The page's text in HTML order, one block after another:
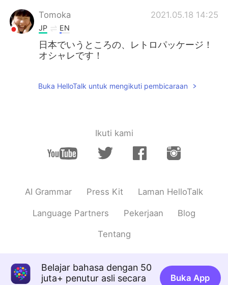
Tomoka 2021.05.18 14:25
JP EN
日本でいうところの、レトロパッケージ！
オシャレです！
Buka HelloTalk untuk mengikuti pembicaraan
Ikuti kami
AI Grammar Press Kit Laman HelloTalk
Language Partners Pekerjaan Blog
Tentang
Belajar bahasa dengan 50
juta+ penutur asli secara
Buka App